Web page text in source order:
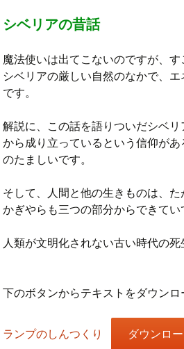
シベリアの昔話
魔法使いは出てこないのですが、す
シベリアの厳しい自然のなかで、
です。
解説に、この話を語りついだシベ
から成り立っているという信仰が
のたましいです。
そして、人間と他の生きものは、
かぎやらも三つの部分からできてい
人類が文明化されない古い時代の
下のボタンからテキストをダウンロ
ランプのしんつくり ダウンロ